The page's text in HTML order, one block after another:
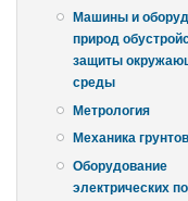
Машины и
природ
защиты
среды
Метрология
Механика грунтов
Оборудование
электрических